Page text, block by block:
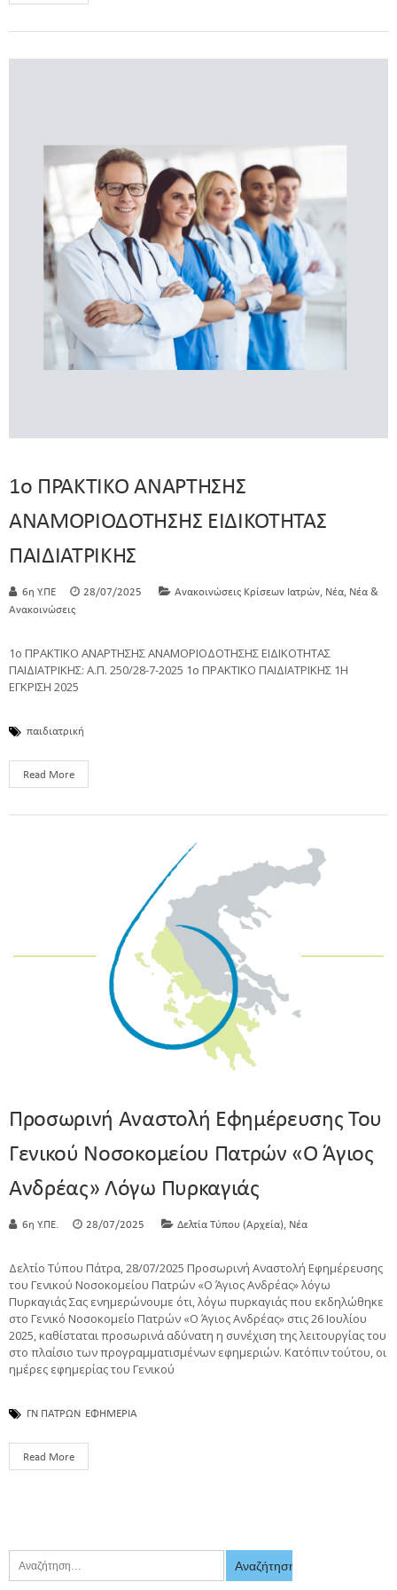
1ο ΠΡΑΚΤΙΚΟ ΑΝΑΡΤΗΣΗΣ
ΑΝΑΜΟΡΙΟΔΟΤΗΣΗΣ ΕΙΔΙΚΟΤΗΤΑΣ
ΠΑΙΔΙΑΤΡΙΚΗΣ
6η Υ.ΠΕ 28/07/2025 Ανακοινώσεις Κρίσεων Ιατρών, Νέα, Νέα &
Ανακοινώσεις
1ο ΠΡΑΚΤΙΚΟ ΑΝΑΡΤΗΣΗΣ ΑΝΑΜΟΡΙΟΔΟΤΗΣΗΣ ΕΙΔΙΚΟΤΗΤΑΣ
ΠΑΙΔΙΑΤΡΙΚΗΣ: Α.Π. 250/28-7-2025 1ο ΠΡΑΚΤΙΚΟ ΠΑΙΔΙΑΤΡΙΚΗΣ 1Η
ΕΓΚΡΙΣΗ 2025
παιδιατρική
Read More
Προσωρινή Αναστολή Εφημέρευσης Του
Γενικού Νοσοκομείου Πατρών «Ο Άγιος
Ανδρέας» Λόγω Πυρκαγιάς
6η Υ.ΠΕ. 28/07/2025 Δελτία Τύπου (Αρχεία), Νέα
Δελτίο Τύπου Πάτρα, 28/07/2025 Προσωρινή Αναστολή Εφημέρευσης
του Γενικού Νοσοκομείου Πατρών «Ο Άγιος Ανδρέας» λόγω
Πυρκαγιάς Σας ενημερώνουμε ότι, λόγω πυρκαγιάς που εκδηλώθηκε
στο Γενικό Νοσοκομείο Πατρών «Ο Άγιος Ανδρέας» στις 26 Ιουλίου
2025, καθίσταται προσωρινά αδύνατη η συνέχιση της λειτουργίας του
στο πλαίσιο των προγραμματισμένων εφημεριών. Κατόπιν τούτου, οι
ημέρες εφημερίας του Γενικού
ΓΝ ΠΑΤΡΩΝ ΕΦΗΜΕΡΙΑ
Read More